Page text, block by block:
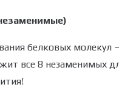
белковых молекул
все 8 незаменимых